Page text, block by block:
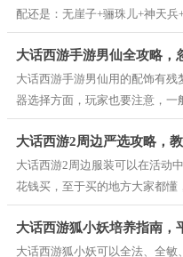
自然有土豪玩家买单。
配还是：无崖子+骊珠儿+神天
伴搭配，即便是如今的2025跨
汰掉不少老版本套路，但这套玩
本，也有一战之力，当然副本
都是当前最热门的顶配伙伴搭配
大话西游手游男仙全攻略，
大话西游手游男仙用的配饰有
器选择方面，玩家也要注意，
高，这样才能让套装配饰的属
兵，项链和鞋子则是用高装就行
是神兵，不用问为什么，因为有
大话西游2周边严选攻略，
大话西游2周边服装可以在活动
花钱买，至于买的地方大家都
大家都熟悉的APP里面了，至于
让大家学会看大话西游2周边产
特别是严选西游长安大保健礼
大话西游狐小妖培养指南，
大话西游狐小妖可以全法、全